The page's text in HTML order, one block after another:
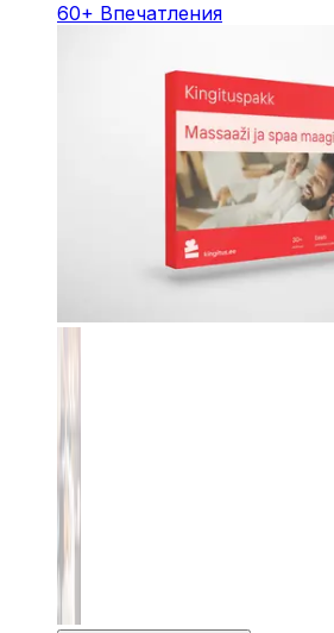
60+ Впечатления